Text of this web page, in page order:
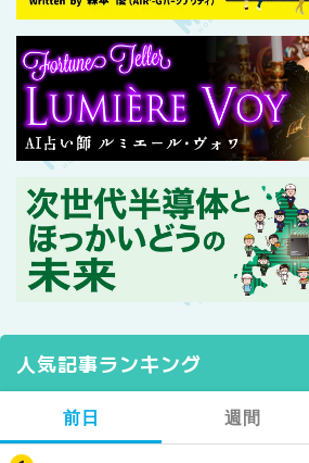
人気記事ランキング
前日 週間